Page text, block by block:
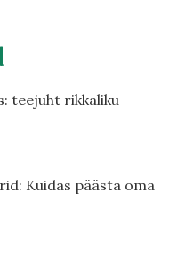
teejuht rikkaliku
Kuidas päästa oma